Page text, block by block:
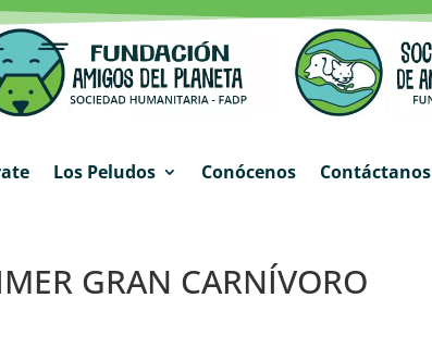
Los Peludos Conócenos Contáctanos
GRAN CARNÍVORO